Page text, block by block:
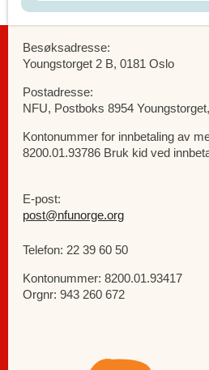
Besøksadresse:
Youngstorget 2 B, 0181 Oslo
Postadresse:
NFU, Postboks 8954
Kontonummer for innbetaling av
8200.01.93786 Bruk kid ved
E-post:
post@nfunorge.org
Telefon: 22 39 60 50
Kontonummer: 8200.01.93417
Orgnr: 943 260 672